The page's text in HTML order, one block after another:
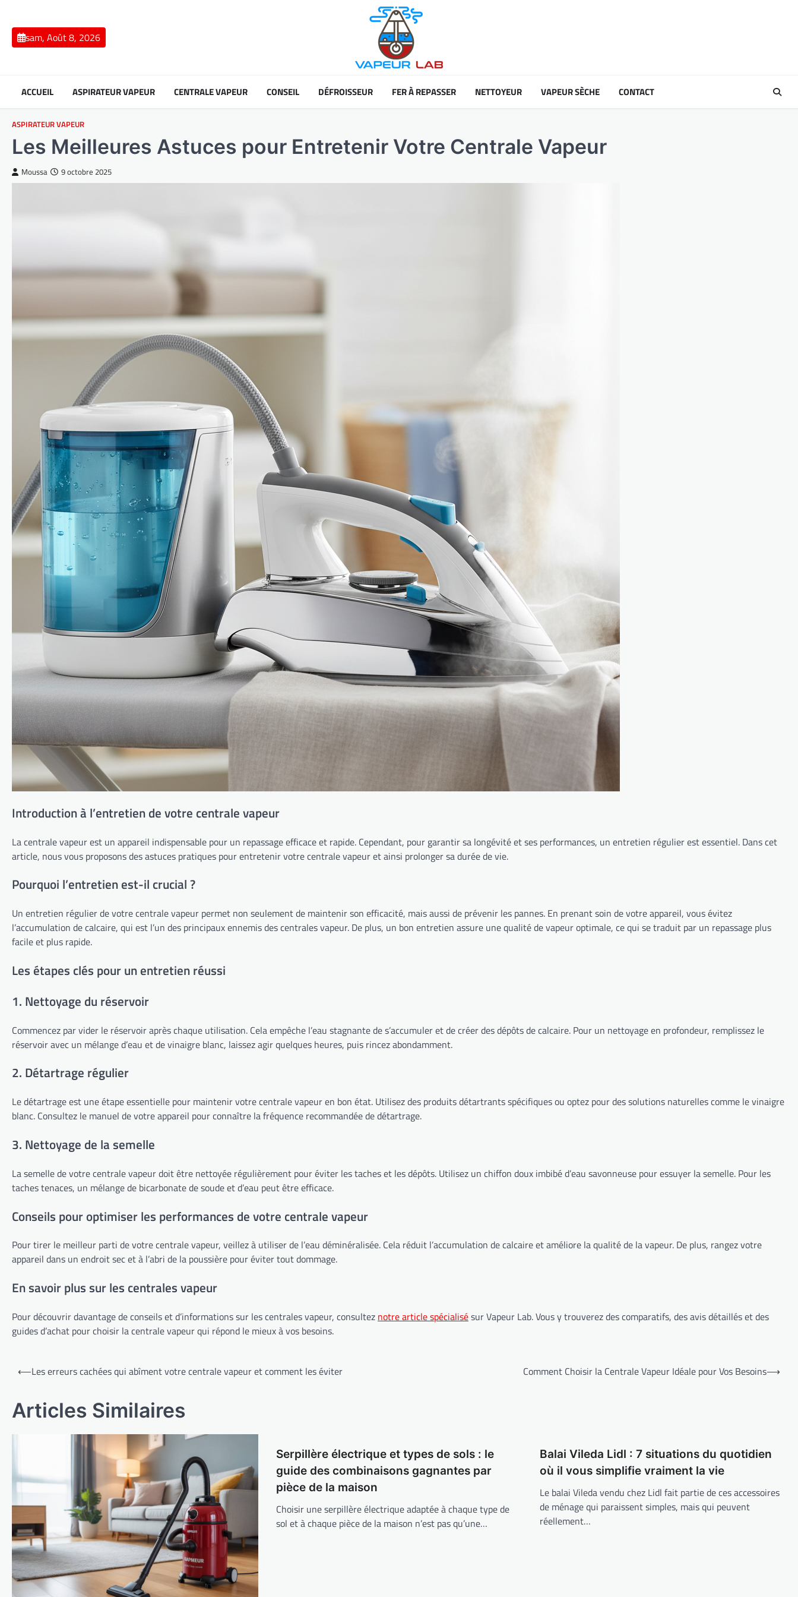
contentsam, Août 8, 2026
ACCUEIL ASPIRATEUR VAPEUR CENTRALE VAPEUR CONSEIL DÉFROISSEUR FER À REPASSER NETTOYEUR VAPEUR SÈCHE CONTACT
ASPIRATEUR VAPEUR
Les Meilleures Astuces pour Entretenir Votre Centrale Vapeur
Moussa 9 octobre 2025
Introduction à l’entretien de votre centrale vapeur
La centrale vapeur est un appareil indispensable pour un repassage efficace et rapide. Cependant, pour garantir sa longévité et ses performances, un entretien régulier est essentiel. Dans cet
article, nous vous proposons des astuces pratiques pour entretenir votre centrale vapeur et ainsi prolonger sa durée de vie.
Pourquoi l’entretien est-il crucial ?
Un entretien régulier de votre centrale vapeur permet non seulement de maintenir son efficacité, mais aussi de prévenir les pannes. En prenant soin de votre appareil, vous évitez
l’accumulation de calcaire, qui est l’un des principaux ennemis des centrales vapeur. De plus, un bon entretien assure une qualité de vapeur optimale, ce qui se traduit par un repassage plus
facile et plus rapide.
Les étapes clés pour un entretien réussi
1. Nettoyage du réservoir
Commencez par vider le réservoir après chaque utilisation. Cela empêche l’eau stagnante de s’accumuler et de créer des dépôts de calcaire. Pour un nettoyage en profondeur, remplissez le
réservoir avec un mélange d’eau et de vinaigre blanc, laissez agir quelques heures, puis rincez abondamment.
2. Détartrage régulier
Le détartrage est une étape essentielle pour maintenir votre centrale vapeur en bon état. Utilisez des produits détartrants spécifiques ou optez pour des solutions naturelles comme le vinaigre
blanc. Consultez le manuel de votre appareil pour connaître la fréquence recommandée de détartrage.
3. Nettoyage de la semelle
La semelle de votre centrale vapeur doit être nettoyée régulièrement pour éviter les taches et les dépôts. Utilisez un chiffon doux imbibé d’eau savonneuse pour essuyer la semelle. Pour les
taches tenaces, un mélange de bicarbonate de soude et d’eau peut être efficace.
Conseils pour optimiser les performances de votre centrale vapeur
Pour tirer le meilleur parti de votre centrale vapeur, veillez à utiliser de l’eau déminéralisée. Cela réduit l’accumulation de calcaire et améliore la qualité de la vapeur. De plus, rangez votre
appareil dans un endroit sec et à l’abri de la poussière pour éviter tout dommage.
En savoir plus sur les centrales vapeur
Pour découvrir davantage de conseils et d’informations sur les centrales vapeur, consultez notre article spécialisésur Vapeur Lab. Vous y trouverez des comparatifs, des avis détaillés et des
guides d’achat pour choisir la centrale vapeur qui répond le mieux à vos besoins.
Navigation
l’article
⟵Les erreurs cachées qui abîment votre centrale vapeur et comment les éviter Comment Choisir la Centrale Vapeur Idéale pour Vos Besoins⟶
Articles Similaires
Serpillère électrique et types de sols : le
guide des combinaisons gagnantes par
pièce de la maison
Choisir une serpillère électrique adaptée à chaque type de
sol et à chaque pièce de la maison n’est pas qu’une…
Balai Vileda Lidl : 7 situations du quotidien
où il vous simplifie vraiment la vie
Le balai Vileda vendu chez Lidl fait partie de ces accessoires
de ménage qui paraissent simples, mais qui peuvent
réellement…